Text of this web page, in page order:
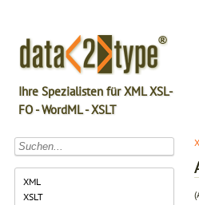
Ihre Spezialisten für XML XSL-
FO - WordML - XSLT
XML
XSLT